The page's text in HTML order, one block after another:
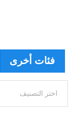
فئات أخرى
أخرى